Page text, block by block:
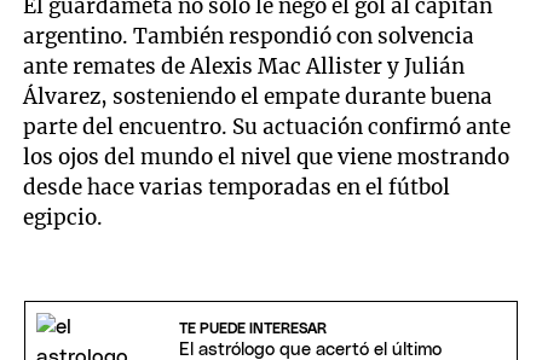
El guardameta no solo le negó el gol al capitán
argentino. También respondió con solvencia
ante remates de Alexis Mac Allister y Julián
Álvarez, sosteniendo el empate durante buena
parte del encuentro. Su actuación confirmó ante
los ojos del mundo el nivel que viene mostrando
desde hace varias temporadas en el fútbol
egipcio.
TE PUEDE INTERESAR
El astrólogo que acertó el último